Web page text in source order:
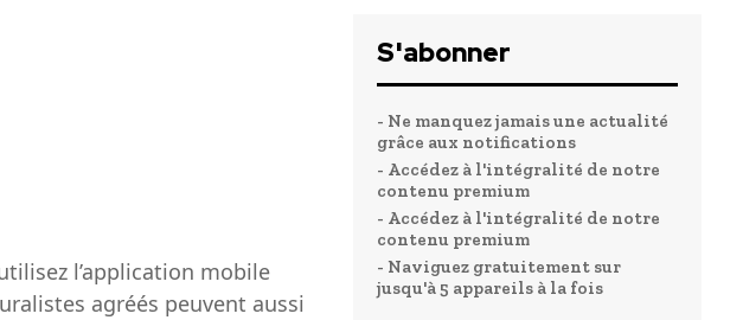
l’application mobile
agréés peuvent aussi
S'abonner
- Ne manquez jamais une actualité
grâce aux notifications
- Accédez à l'intégralité de notre
contenu premium
- Accédez à l'intégralité de notre
contenu premium
- Naviguez gratuitement sur
jusqu'à 5 appareils à la fois